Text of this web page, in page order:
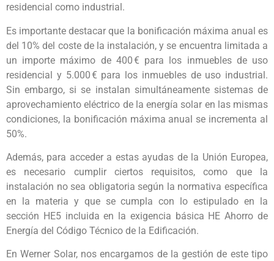
residencial como industrial.
Es importante destacar que la bonificación máxima anual es
del 10% del coste de la instalación, y se encuentra limitada a
un importe máximo de 400 € para los inmuebles de uso
residencial y 5.000 € para los inmuebles de uso industrial.
Sin embargo, si se instalan simultáneamente sistemas de
aprovechamiento eléctrico de la energía solar en las mismas
condiciones, la bonificación máxima anual se incrementa al
50%.
Además, para acceder a estas ayudas de la Unión Europea,
es necesario cumplir ciertos requisitos, como que la
instalación no sea obligatoria según la normativa específica
en la materia y que se cumpla con lo estipulado en la
sección HE5 incluida en la exigencia básica HE Ahorro de
Energía del Código Técnico de la Edificación.
En Werner Solar, nos encargamos de la gestión de este tipo